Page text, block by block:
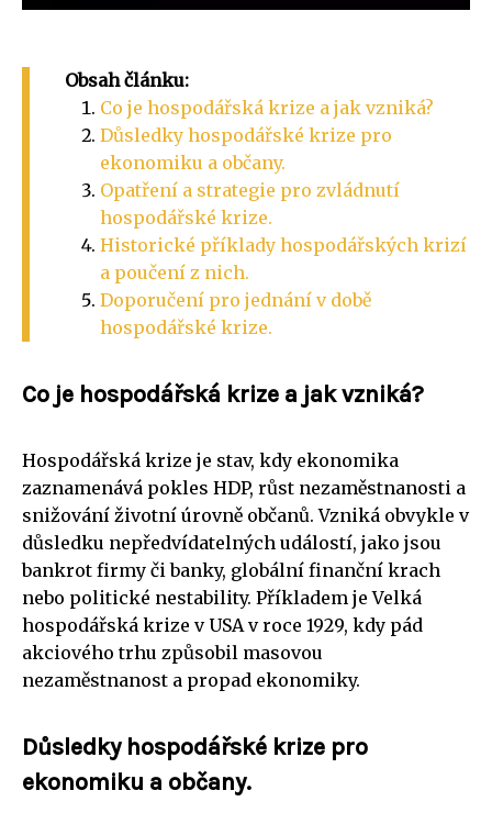
Obsah článku:
Co je hospodářská krize a jak vzniká?
Důsledky hospodářské krize pro
ekonomiku a občany.
Opatření a strategie pro zvládnutí
hospodářské krize.
Historické příklady hospodářských krizí
a poučení z nich.
Doporučení pro jednání v době
hospodářské krize.
Co je hospodářská krize a jak vzniká?
Hospodářská krize je stav, kdy ekonomika
zaznamenává pokles HDP, růst nezaměstnanosti a
snižování životní úrovně občanů. Vzniká obvykle v
důsledku nepředvídatelných událostí, jako jsou
bankrot firmy či banky, globální finanční krach
nebo politické nestability. Příkladem je Velká
hospodářská krize v USA v roce 1929, kdy pád
akciového trhu způsobil masovou
nezaměstnanost a propad ekonomiky.
Důsledky hospodářské krize pro
ekonomiku a občany.